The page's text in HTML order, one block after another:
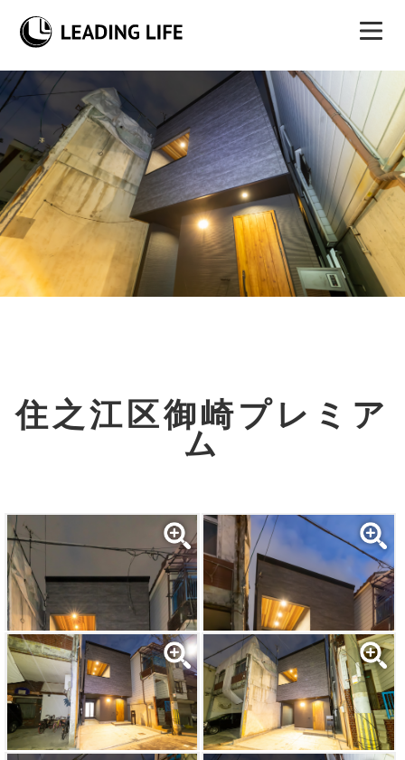
住之江区御崎プレミア
ム